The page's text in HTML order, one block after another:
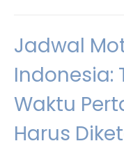
Jadwal
Indonesia:
Waktu
Harus